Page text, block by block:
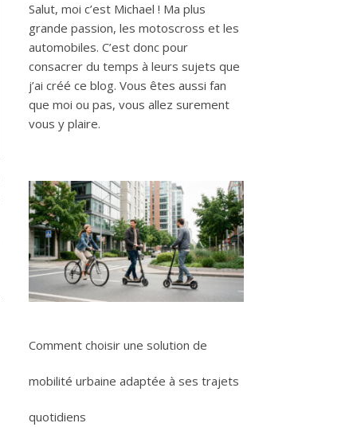
Salut, moi c’est Michael ! Ma plus
grande passion, les motoscross et les
automobiles. C’est donc pour
consacrer du temps à leurs sujets que
j’ai créé ce blog. Vous êtes aussi fan
que moi ou pas, vous allez surement
vous y plaire.
Comment choisir une solution de
mobilité urbaine adaptée à ses trajets
quotidiens